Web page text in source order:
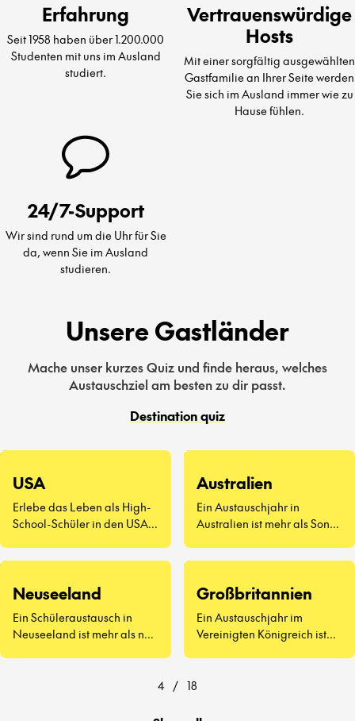
Erfahrung
Seit 1958 haben über 1.200.000
Studenten mit uns im Ausland
studiert.
Vertrauenswürdige
Hosts
Mit einer sorgfältig ausgewählten
Gastfamilie an Ihrer Seite werden
Sie sich im Ausland immer wie zu
Hause fühlen.
24/7-Support
Wir sind rund um die Uhr für Sie
da, wenn Sie im Ausland
studieren.
Unsere Gastländer
Mache unser kurzes Quiz und finde heraus, welches
Austauschziel am besten zu dir passt.
Destination quiz
USA
Erlebe das Leben als High-
School-Schüler in den USA –
Australien
Ein Austauschjahr in
Australien ist mehr als Sonne
zu probieren (ja, wirklich)
Schulalltag auf der anderen
Seite der Welt anfühlt.
Neuseeland
Ein Schüleraustausch in
Neuseeland ist mehr als nur
Großbritannien
Ein Austauschjahr im
Vereinigten Königreich ist
4 / 18